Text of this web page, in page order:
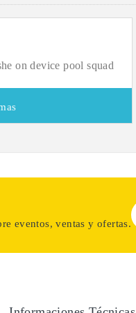
on device pool squad
eventos, ventas y ofertas.